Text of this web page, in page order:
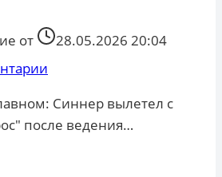
от
28.05.2026 20:04
Синнер вылетел с
после ведения…